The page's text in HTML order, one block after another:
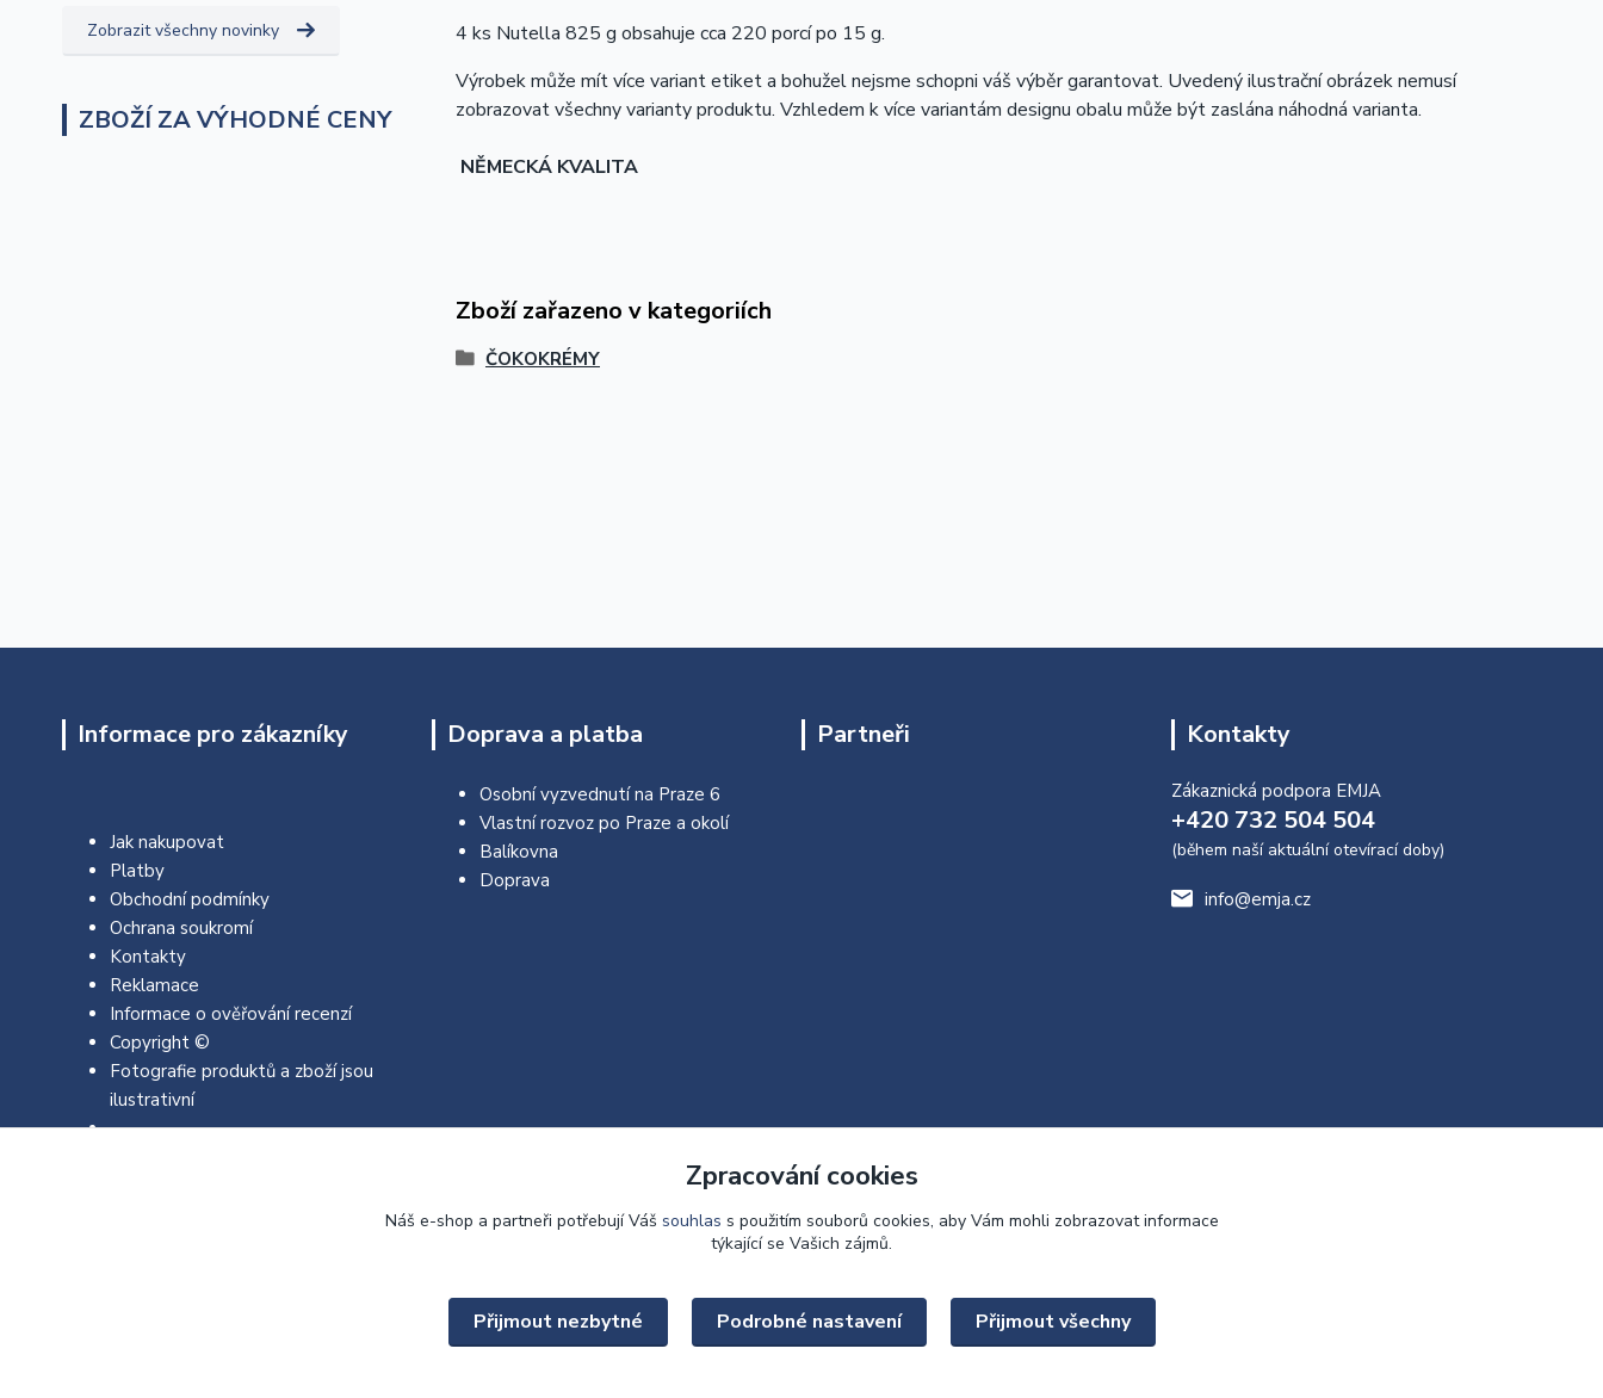
Zobrazit všechny novinky
ZBOŽÍ ZA VÝHODNÉ CENY
4 ks Nutella 825 g obsahuje cca 220 porcí po 15 g.
Výrobek může mít více variant etiket a bohužel nejsme schopni váš výběr garantovat. Uvedený ilustrační obrázek nemusí
zobrazovat všechny varianty produktu. Vzhledem k více variantám designu obalu může být zaslána náhodná varianta.
NĚMECKÁ KVALITA
Zboží zařazeno v kategoriích
ČOKOKRÉMY
Informace pro zákazníky
Jak nakupovat
Platby
Obchodní podmínky
Ochrana soukromí
Kontakty
Reklamace
Informace o ověřování recenzí
Copyright ©
Fotografie produktů a zboží jsou
ilustrativní
Doprava a platba
Osobní vyzvednutí na Praze 6
Vlastní rozvoz po Praze a okolí
Balíkovna
Doprava
Partneři Kontakty
Zákaznická podpora EMJA
+420 732 504 504
(během naší aktuální otevírací doby)
info@emja.cz
Zpracování cookies
Náš e-shop a partneři potřebují Váš souhlas s použitím souborů cookies, aby Vám mohli zobrazovat informace
týkající se Vašich zájmů.
Přijmout nezbytné Podrobné nastavení Přijmout všechny